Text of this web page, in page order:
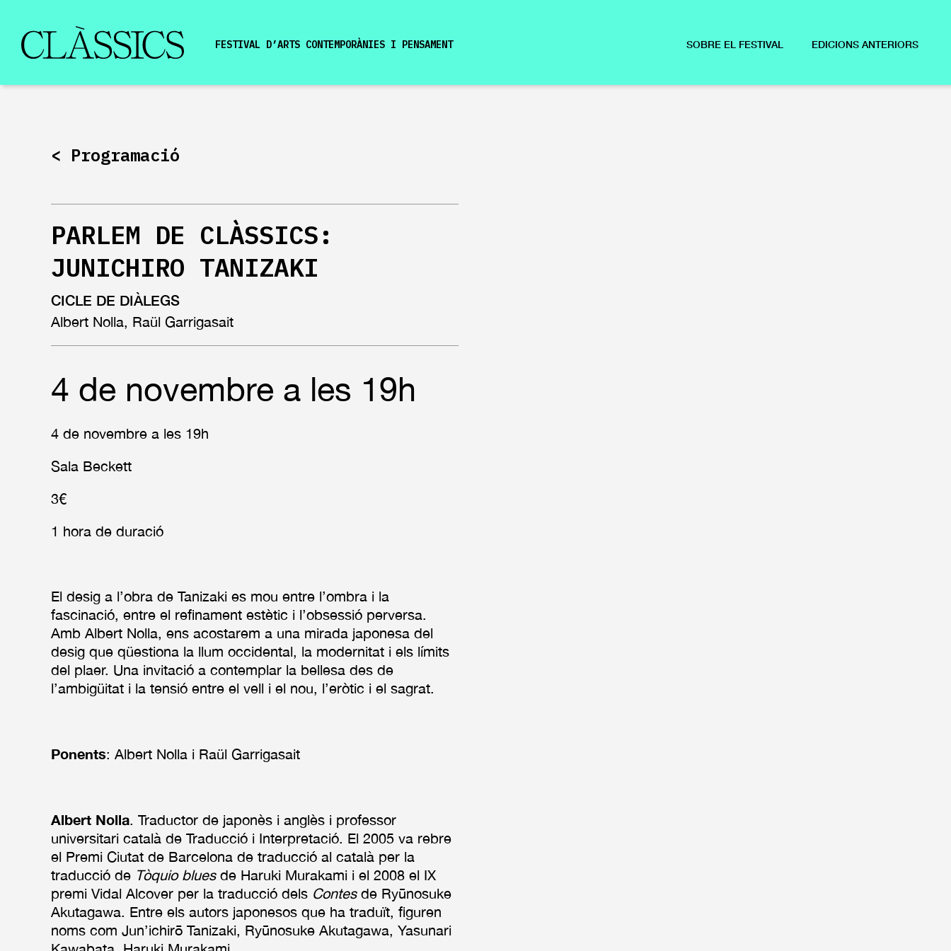
FESTIVAL D’ARTS CONTEMPORÀNIES I PENSAMENT SOBRE EL FESTIVAL EDICIONS ANTERIORS
< Programació
PARLEM DE CLÀSSICS:
JUNICHIRO TANIZAKI
CICLE DE DIÀLEGS
Albert Nolla, Raül Garrigasait
4 de novembre a les 19h
4 de novembre a les 19h
Sala Beckett
3€
1 hora de duració
El desig a l’obra de Tanizaki es mou entre l’ombra i la
fascinació, entre el refinament estètic i l’obsessió perversa.
Amb Albert Nolla, ens acostarem a una mirada japonesa del
desig que qüestiona la llum occidental, la modernitat i els límits
del plaer. Una invitació a contemplar la bellesa des de
l’ambigüitat i la tensió entre el vell i el nou, l’eròtic i el sagrat.
Ponents: Albert Nolla i Raül Garrigasait
Albert Nolla. Traductor de japonès i anglès i professor
universitari català de Traducció i Interpretació. El 2005 va rebre
el Premi Ciutat de Barcelona de traducció al català per la
traducció de Tòquio bluesde Haruki Murakami i el 2008 el IX
premi Vidal Alcover per la traducció dels Contesde Ryūnosuke
Akutagawa. Entre els autors japonesos que ha traduït, figuren
noms com Jun’ichirō Tanizaki, Ryūnosuke Akutagawa, Yasunari